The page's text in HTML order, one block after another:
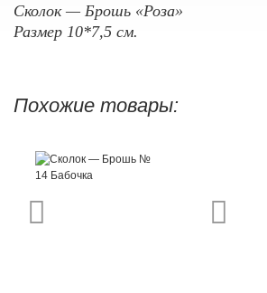
Сколок — Брошь «Роза»
Размер 10*7,5 см.
Похожие товары: